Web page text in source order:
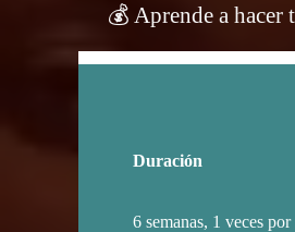
💰 Aprende a hacer
Duración
6 semanas, 1 veces por